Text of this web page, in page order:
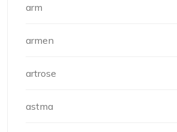
arm
armen
artrose
astma